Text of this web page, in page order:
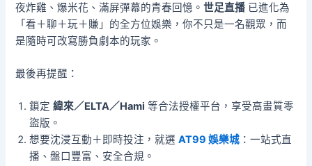
夜炸雞、爆米花、滿屏彈幕的青春回憶。世足直播 已進化為
「看＋聊＋玩＋賺」的全方位娛樂，你不只是一名觀眾，而
是隨時可改寫勝負劇本的玩家。
最後再提醒：
鎖定緯來／ELTA／Hami 等合法授權平台，享受高畫質零
盜版。
想要沈浸互動＋即時投注，就選AT99 娛樂城 ：一站式直
播、盤口豐富、安全合規。